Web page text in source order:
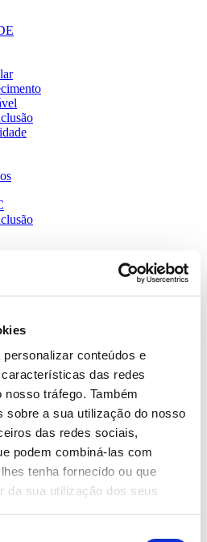
conteúdos e
das redes
tráfego. Também
sobre a sua utilização do nosso
das redes sociais,
podem combiná-las com
tenha fornecido ou que
da sua utilização dos seus